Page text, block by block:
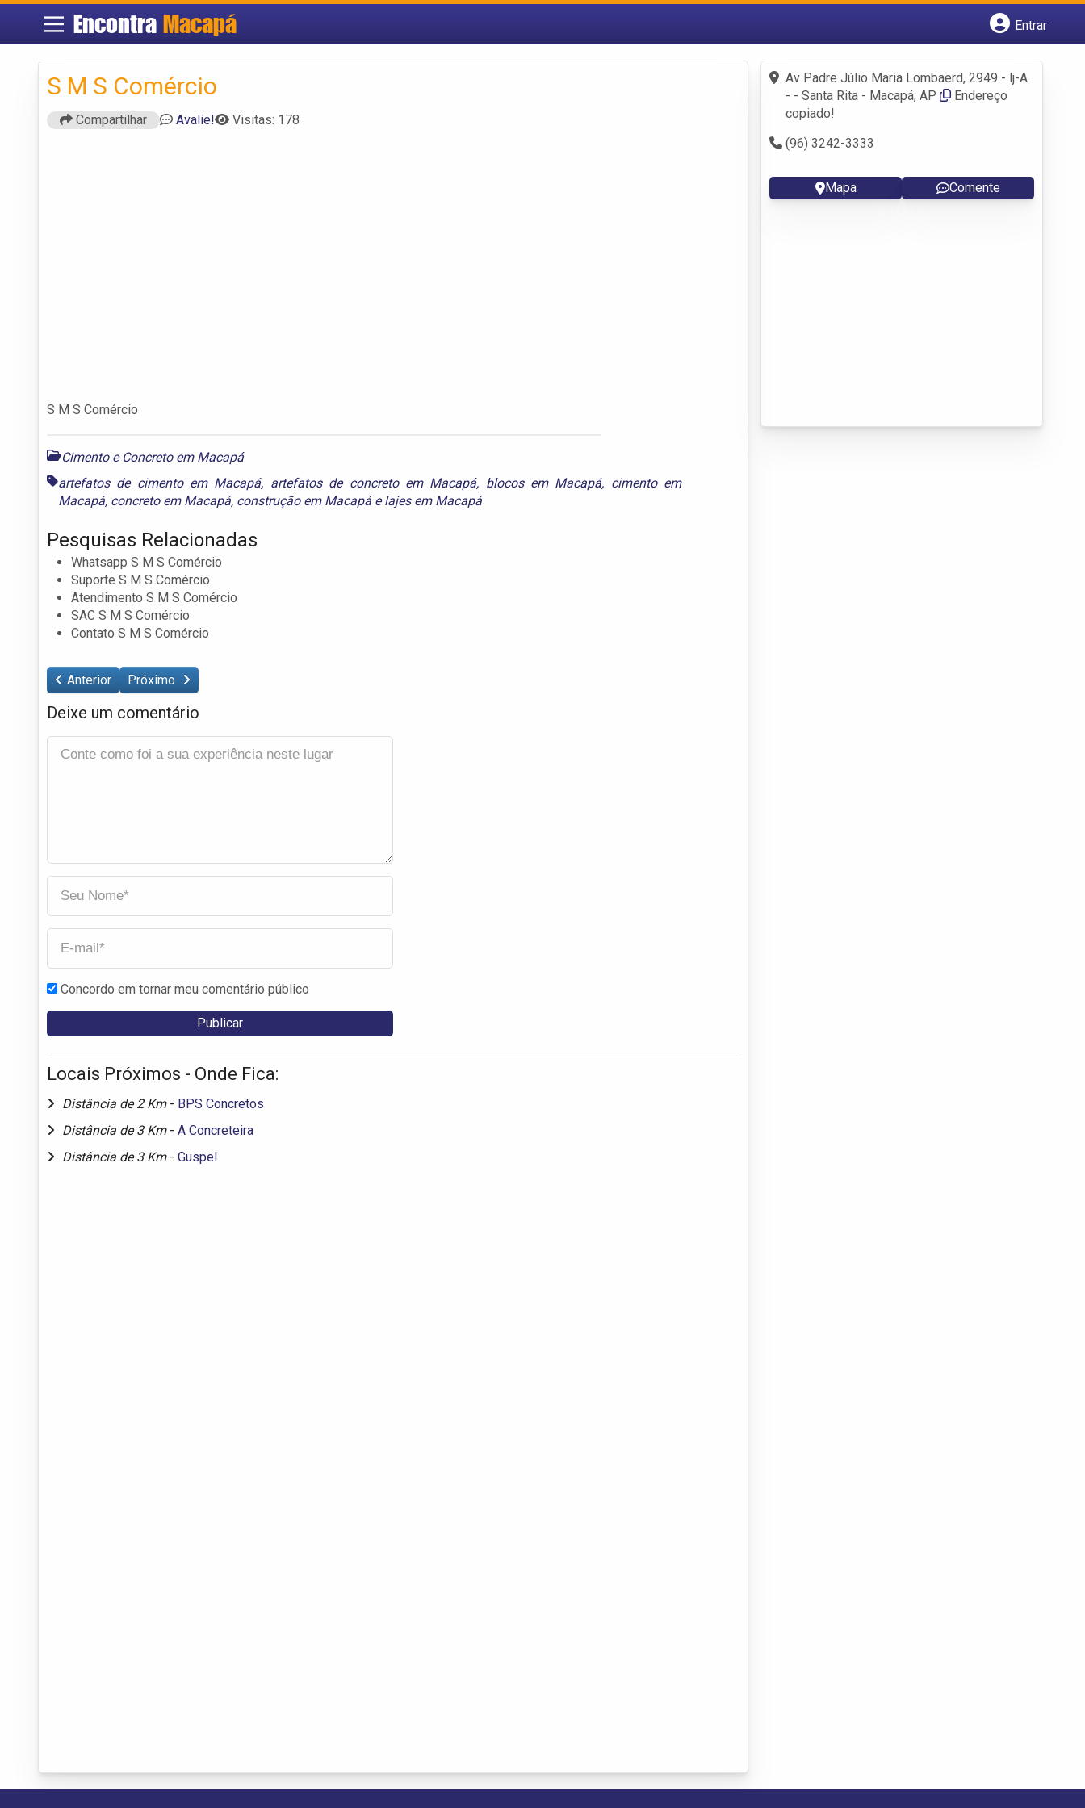
Encontra Macapá
Entrar
Fazer login
Criar conta
S M S Comércio
Compartilhar Avalie! Visitas: 178
S M S Comércio
Cimento e Concreto em Macapá
artefatos de cimento em Macapá, artefatos de concreto em Macapá, blocos em Macapá, cimento em
Macapá, concreto em Macapá, construção em Macapáelajes em Macapá
Pesquisas Relacionadas
Whatsapp S M S Comércio
Suporte S M S Comércio
Atendimento S M S Comércio
SAC S M S Comércio
Contato S M S Comércio
Anterior Próximo
Deixe um comentário
Concordo em tornar meu comentário público
Locais Próximos - Onde Fica:
Distância de 2 Km - BPS Concretos
Distância de 3 Km - A Concreteira
Distância de 3 Km - Guspel
Av Padre Júlio Maria Lombaerd, 2949 - lj-A
- - Santa Rita - Macapá, AP
Endereço
copiado!
(96) 3242-3333
Mapa Comente